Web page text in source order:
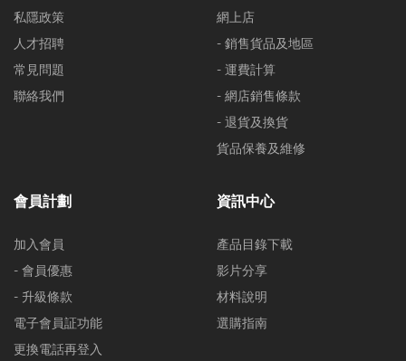
私隱政策
人才招聘
常見問題
聯絡我們
網上店
- 銷售貨品及地區
- 運費計算
- 網店銷售條款
- 退貨及換貨
貨品保養及維修
會員計劃
加入會員
- 會員優惠
- 升級條款
電子會員証功能
更換電話再登入
資訊中心
產品目錄下載
影片分享
材料說明
選購指南